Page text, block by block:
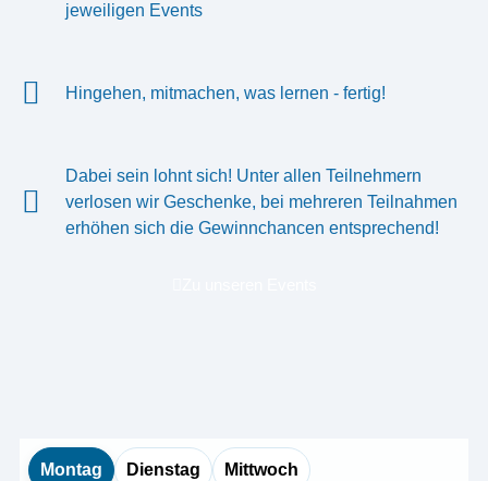
jeweiligen Events
Hingehen, mitmachen, was lernen - fertig!
Dabei sein lohnt sich! Unter allen Teilnehmern
verlosen wir Geschenke, bei mehreren Teilnahmen
erhöhen sich die Gewinnchancen entsprechend!
Montag Dienstag Mittwoch